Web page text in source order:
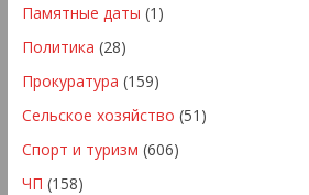
Памятные даты (1)
Политика (28)
Прокуратура (159)
Сельское хозяйство (51)
Спорт и туризм (606)
ЧП (158)